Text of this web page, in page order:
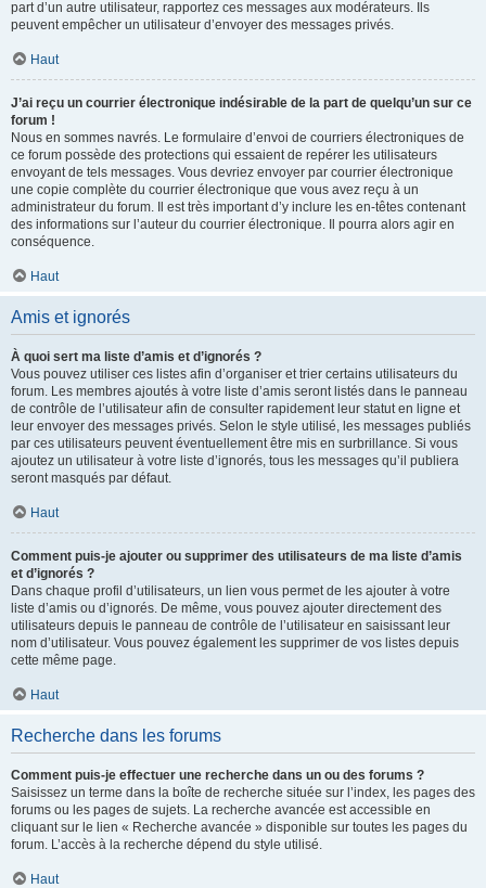
part d’un autre utilisateur, rapportez ces messages aux modérateurs. Ils
peuvent empêcher un utilisateur d’envoyer des messages privés.
Haut
J’ai reçu un courrier électronique indésirable de la part de quelqu’un sur ce
forum !
Nous en sommes navrés. Le formulaire d’envoi de courriers électroniques de
ce forum possède des protections qui essaient de repérer les utilisateurs
envoyant de tels messages. Vous devriez envoyer par courrier électronique
une copie complète du courrier électronique que vous avez reçu à un
administrateur du forum. Il est très important d’y inclure les en-têtes contenant
des informations sur l’auteur du courrier électronique. Il pourra alors agir en
conséquence.
Haut
Amis et ignorés
À quoi sert ma liste d’amis et d’ignorés ?
Vous pouvez utiliser ces listes afin d’organiser et trier certains utilisateurs du
forum. Les membres ajoutés à votre liste d’amis seront listés dans le panneau
de contrôle de l’utilisateur afin de consulter rapidement leur statut en ligne et
leur envoyer des messages privés. Selon le style utilisé, les messages publiés
par ces utilisateurs peuvent éventuellement être mis en surbrillance. Si vous
ajoutez un utilisateur à votre liste d’ignorés, tous les messages qu’il publiera
seront masqués par défaut.
Haut
Comment puis-je ajouter ou supprimer des utilisateurs de ma liste d’amis
et d’ignorés ?
Dans chaque profil d’utilisateurs, un lien vous permet de les ajouter à votre
liste d’amis ou d’ignorés. De même, vous pouvez ajouter directement des
utilisateurs depuis le panneau de contrôle de l’utilisateur en saisissant leur
nom d’utilisateur. Vous pouvez également les supprimer de vos listes depuis
cette même page.
Haut
Recherche dans les forums
Comment puis-je effectuer une recherche dans un ou des forums ?
Saisissez un terme dans la boîte de recherche située sur l’index, les pages des
forums ou les pages de sujets. La recherche avancée est accessible en
cliquant sur le lien « Recherche avancée » disponible sur toutes les pages du
forum. L’accès à la recherche dépend du style utilisé.
Haut